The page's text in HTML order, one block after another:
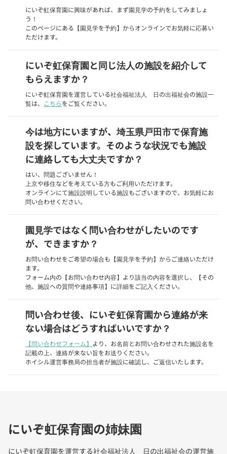
にいぞ虹保育園に興味があれば、まず園見学の予約をしてみましょ
う！
このページにある【園見学を予約】からオンラインでお気軽に応募い
ただけます。
にいぞ虹保育園と同じ法人の施設を紹介して
もらえますか？
にいぞ虹保育園を運営している社会福祉法人 日の出福祉会の施設一
覧は、
こちらをご覧ください。
今は地方にいますが、埼玉県戸田市で保育施
設を探しています。そのような状況でも施設
に連絡しても大丈夫ですか？
はい、問題ございません！
上京や移住などを考えている方もご利用いただけます。
オンラインにて施設説明している施設もございますので、お気軽にお
問い合わせください。
園見学ではなく問い合わせがしたいのです
が、できますか？
お問い合わせをご希望の場合も【園見学を予約】からご連絡いただけ
ます。
フォーム内の【お問い合わせ内容】より該当の内容を選択し、【その
他、施設への質問や連絡事項】に詳細をご記入ください。
問い合わせ後、にいぞ虹保育園から連絡が来
ない場合はどうすればいいですか？
【問い合わせフォーム】 より、お名前とお問い合わせされた施設名を
記載の上、連絡が来ない旨をお送りください。
ホイシル運営事務局の担当者が施設に確認し、ご返信いたします。
にいぞ虹保育園の姉妹園
にいぞ虹保育園を運営する社会福祉法人 日の出福祉会の運営施